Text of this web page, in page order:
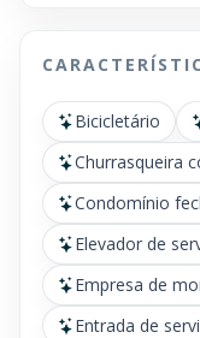
Bicicletário
Churrasqueira
Condomínio
Elevador de
Empresa de
Entrada de